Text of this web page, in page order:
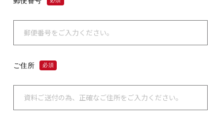
ご住所 必須